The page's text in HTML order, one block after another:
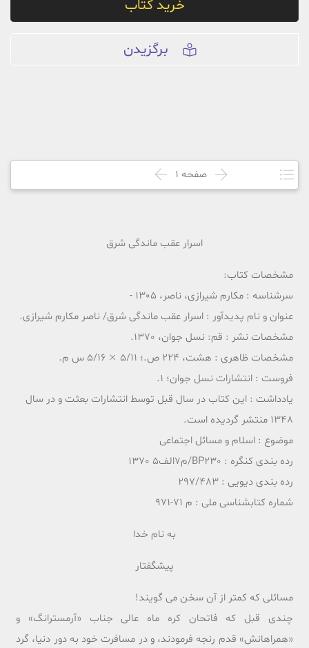
خرید کتاب
برگزیدن
صفحه 1
اسرار عقب ماندگی شرق
مشخصات کتاب:
سرشناسه : مکارم شیرازی، ناصر، 1305 -
عنوان و نام پدیدآور : اسرار عقب ماندگی شرق/ ناصر مکارم شیرازی.
مشخصات نشر : قم: نسل جوان، 1370.
مشخصات ظاهری : هشت، 224 ص.؛ 5/11 × 5/16 س م.
فروست : انتشارات نسل جوان؛ 1.
یادداشت : این کتاب در سال قبل توسط انتشارات بعثت و در سال
1348 منتشر گردیده است.
موضوع : اسلام و مسائل اجتماعی
رده بندی کنگره : BP230/م7الف5 1370
رده بندی دیویی : 297/483
شماره کتابشناسی ملی : م 71-971
به نام خدا
پیشگفتار
مسائلى که کمتر از آن سخن مى گویند!
چندى قبل که فاتحان کره ماه عالى جناب «آرمسترانگ» و
«همراهانش» قدم رنجه فرمودند، و در مسافرت خود به دور دنیا، گرد